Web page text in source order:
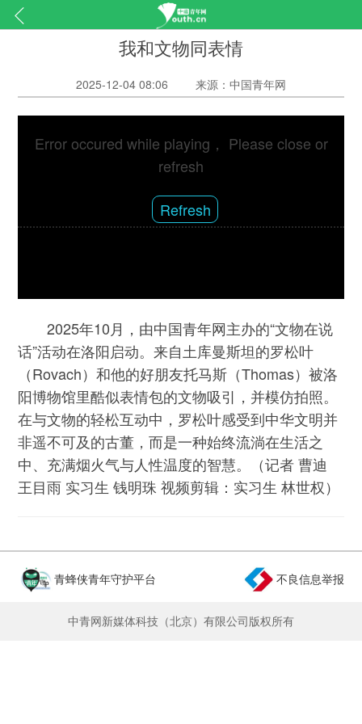
我和文物同表情
2025-12-04 08:06 来源：中国青年网
Error occured while playing， Please close or
refresh
Refresh
2025年10月，由中国青年网主办的“文物在说
话”活动在洛阳启动。来自土库曼斯坦的罗松叶
（Rovach）和他的好朋友托马斯（Thomas）被洛
阳博物馆里酷似表情包的文物吸引，并模仿拍照。
在与文物的轻松互动中，罗松叶感受到中华文明并
非遥不可及的古董，而是一种始终流淌在生活之
中、充满烟火气与人性温度的智慧。（记者 曹迪
王目雨 实习生 钱明珠 视频剪辑：实习生 林世权）
青蜂侠青年守护平台 不良信息举报
中青网新媒体科技（北京）有限公司版权所有